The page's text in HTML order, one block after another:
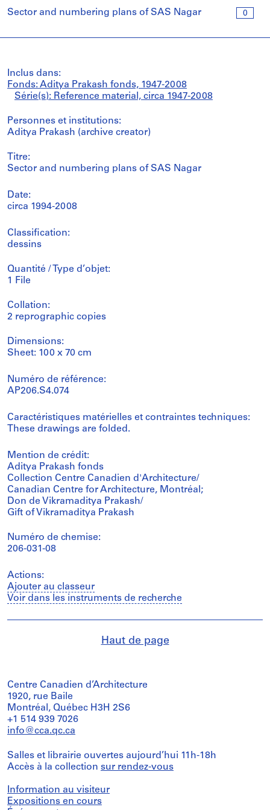
0
Sector and numbering plans of SAS Nagar
Inclus dans:
Fonds: Aditya Prakash fonds, 1947-2008
Série(s): Reference material, circa 1947-2008
Personnes et institutions:
Aditya Prakash (archive creator)
Titre:
Sector and numbering plans of SAS Nagar
Date:
circa 1994-2008
Classification:
dessins
Quantité / Type d’objet:
1 File
Collation:
2 reprographic copies
Dimensions:
Sheet: 100 x 70 cm
Numéro de référence:
AP206.S4.074
Caractéristiques matérielles et contraintes techniques:
These drawings are folded.
Mention de crédit:
Aditya Prakash fonds
Collection Centre Canadien d'Architecture/
Canadian Centre for Architecture, Montréal;
Don de Vikramaditya Prakash/
Gift of Vikramaditya Prakash
Numéro de chemise:
206-031-08
Actions:
Ajouter au classeur
Voir dans les instruments de recherche
Haut de page
Centre Canadien d’Architecture
1920, rue Baile
Montréal, Québec H3H 2S6
+1 514 939 7026
info@cca.qc.ca
Salles et librairie ouvertes aujourd’hui 11h-18h
Accès à la collection sur rendez-vous
Information au visiteur
Expositions en cours